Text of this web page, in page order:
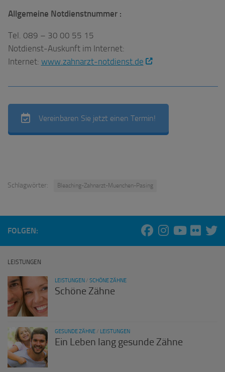
Allgemeine Notdienstnummer :
Tel. 089 – 30 00 55 15
Notdienst-Auskunft im Internet:
Internet: www.zahnarzt-notdienst.de
Vereinbaren Sie jetzt einen Termin!
Schlagwörter: Bleaching-Zahnarzt-Muenchen-Pasing
FOLGEN:
LEISTUNGEN
LEISTUNGEN / SCHÖNE ZÄHNE
Schöne Zähne
GESUNDE ZÄHNE / LEISTUNGEN
Ein Leben lang gesunde Zähne